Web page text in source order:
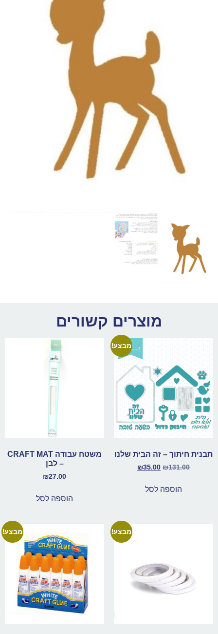
מוצרים קשורים
מבצע!
תבנית חיתוך – זה הבית שלנו
₪131.00
₪35.00
הוספה לסל
משטח עבודה CRAFT MAT
– לבן
₪27.00
הוספה לסל
מבצע! מבצע!